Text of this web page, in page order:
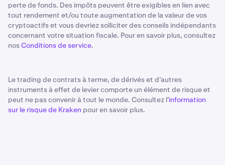
perte de fonds. Des impôts peuvent être exigibles en lien avec
tout rendement et/ou toute augmentation de la valeur de vos
cryptoactifs et vous devriez solliciter des conseils indépendants
concernant votre situation fiscale. Pour en savoir plus, consultez
nosConditions de service.
Le trading de contrats à terme, de dérivés et d’autres
instruments à effet de levier comporte un élément de risque et
peut ne pas convenir à tout le monde. Consultez l'information
sur le risque de Kraken pour en savoir plus.